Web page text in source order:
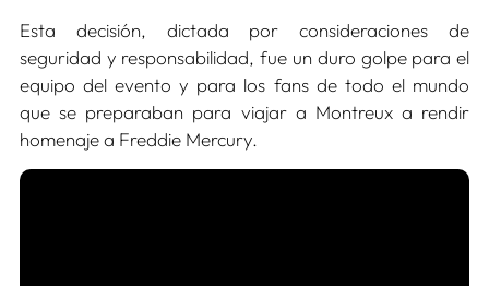
Esta decisión, dictada por consideraciones de
seguridad y responsabilidad, fue un duro golpe para el
equipo del evento y para los fans de todo el mundo
que se preparaban para viajar a Montreux a rendir
homenaje a Freddie Mercury.